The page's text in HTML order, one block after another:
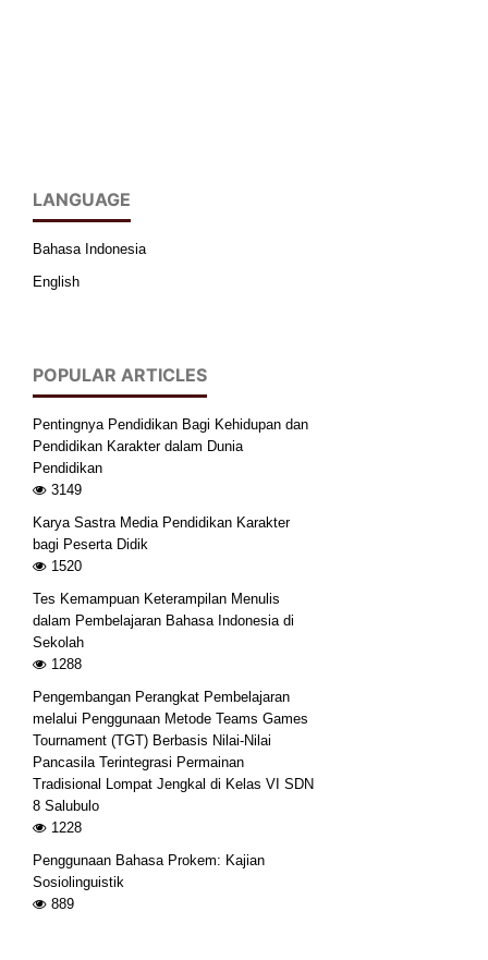
LANGUAGE
Bahasa Indonesia
English
POPULAR ARTICLES
Pentingnya Pendidikan Bagi Kehidupan dan
Pendidikan Karakter dalam Dunia
Pendidikan
3149
Karya Sastra Media Pendidikan Karakter
bagi Peserta Didik
1520
Tes Kemampuan Keterampilan Menulis
dalam Pembelajaran Bahasa Indonesia di
Sekolah
1288
Pengembangan Perangkat Pembelajaran
melalui Penggunaan Metode Teams Games
Tournament (TGT) Berbasis Nilai-Nilai
Pancasila Terintegrasi Permainan
Tradisional Lompat Jengkal di Kelas VI SDN
8 Salubulo
1228
Penggunaan Bahasa Prokem: Kajian
Sosiolinguistik
889